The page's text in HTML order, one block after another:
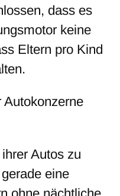
dass es
keine
Eltern pro Kind
Autokonzerne
Autos zu
eine